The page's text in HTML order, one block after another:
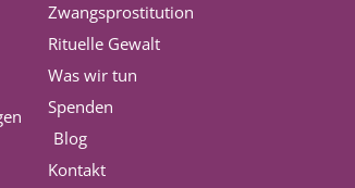
Zwangsprostitution
Rituelle Gewalt
Was wir tun
Spenden
Blog
Kontakt